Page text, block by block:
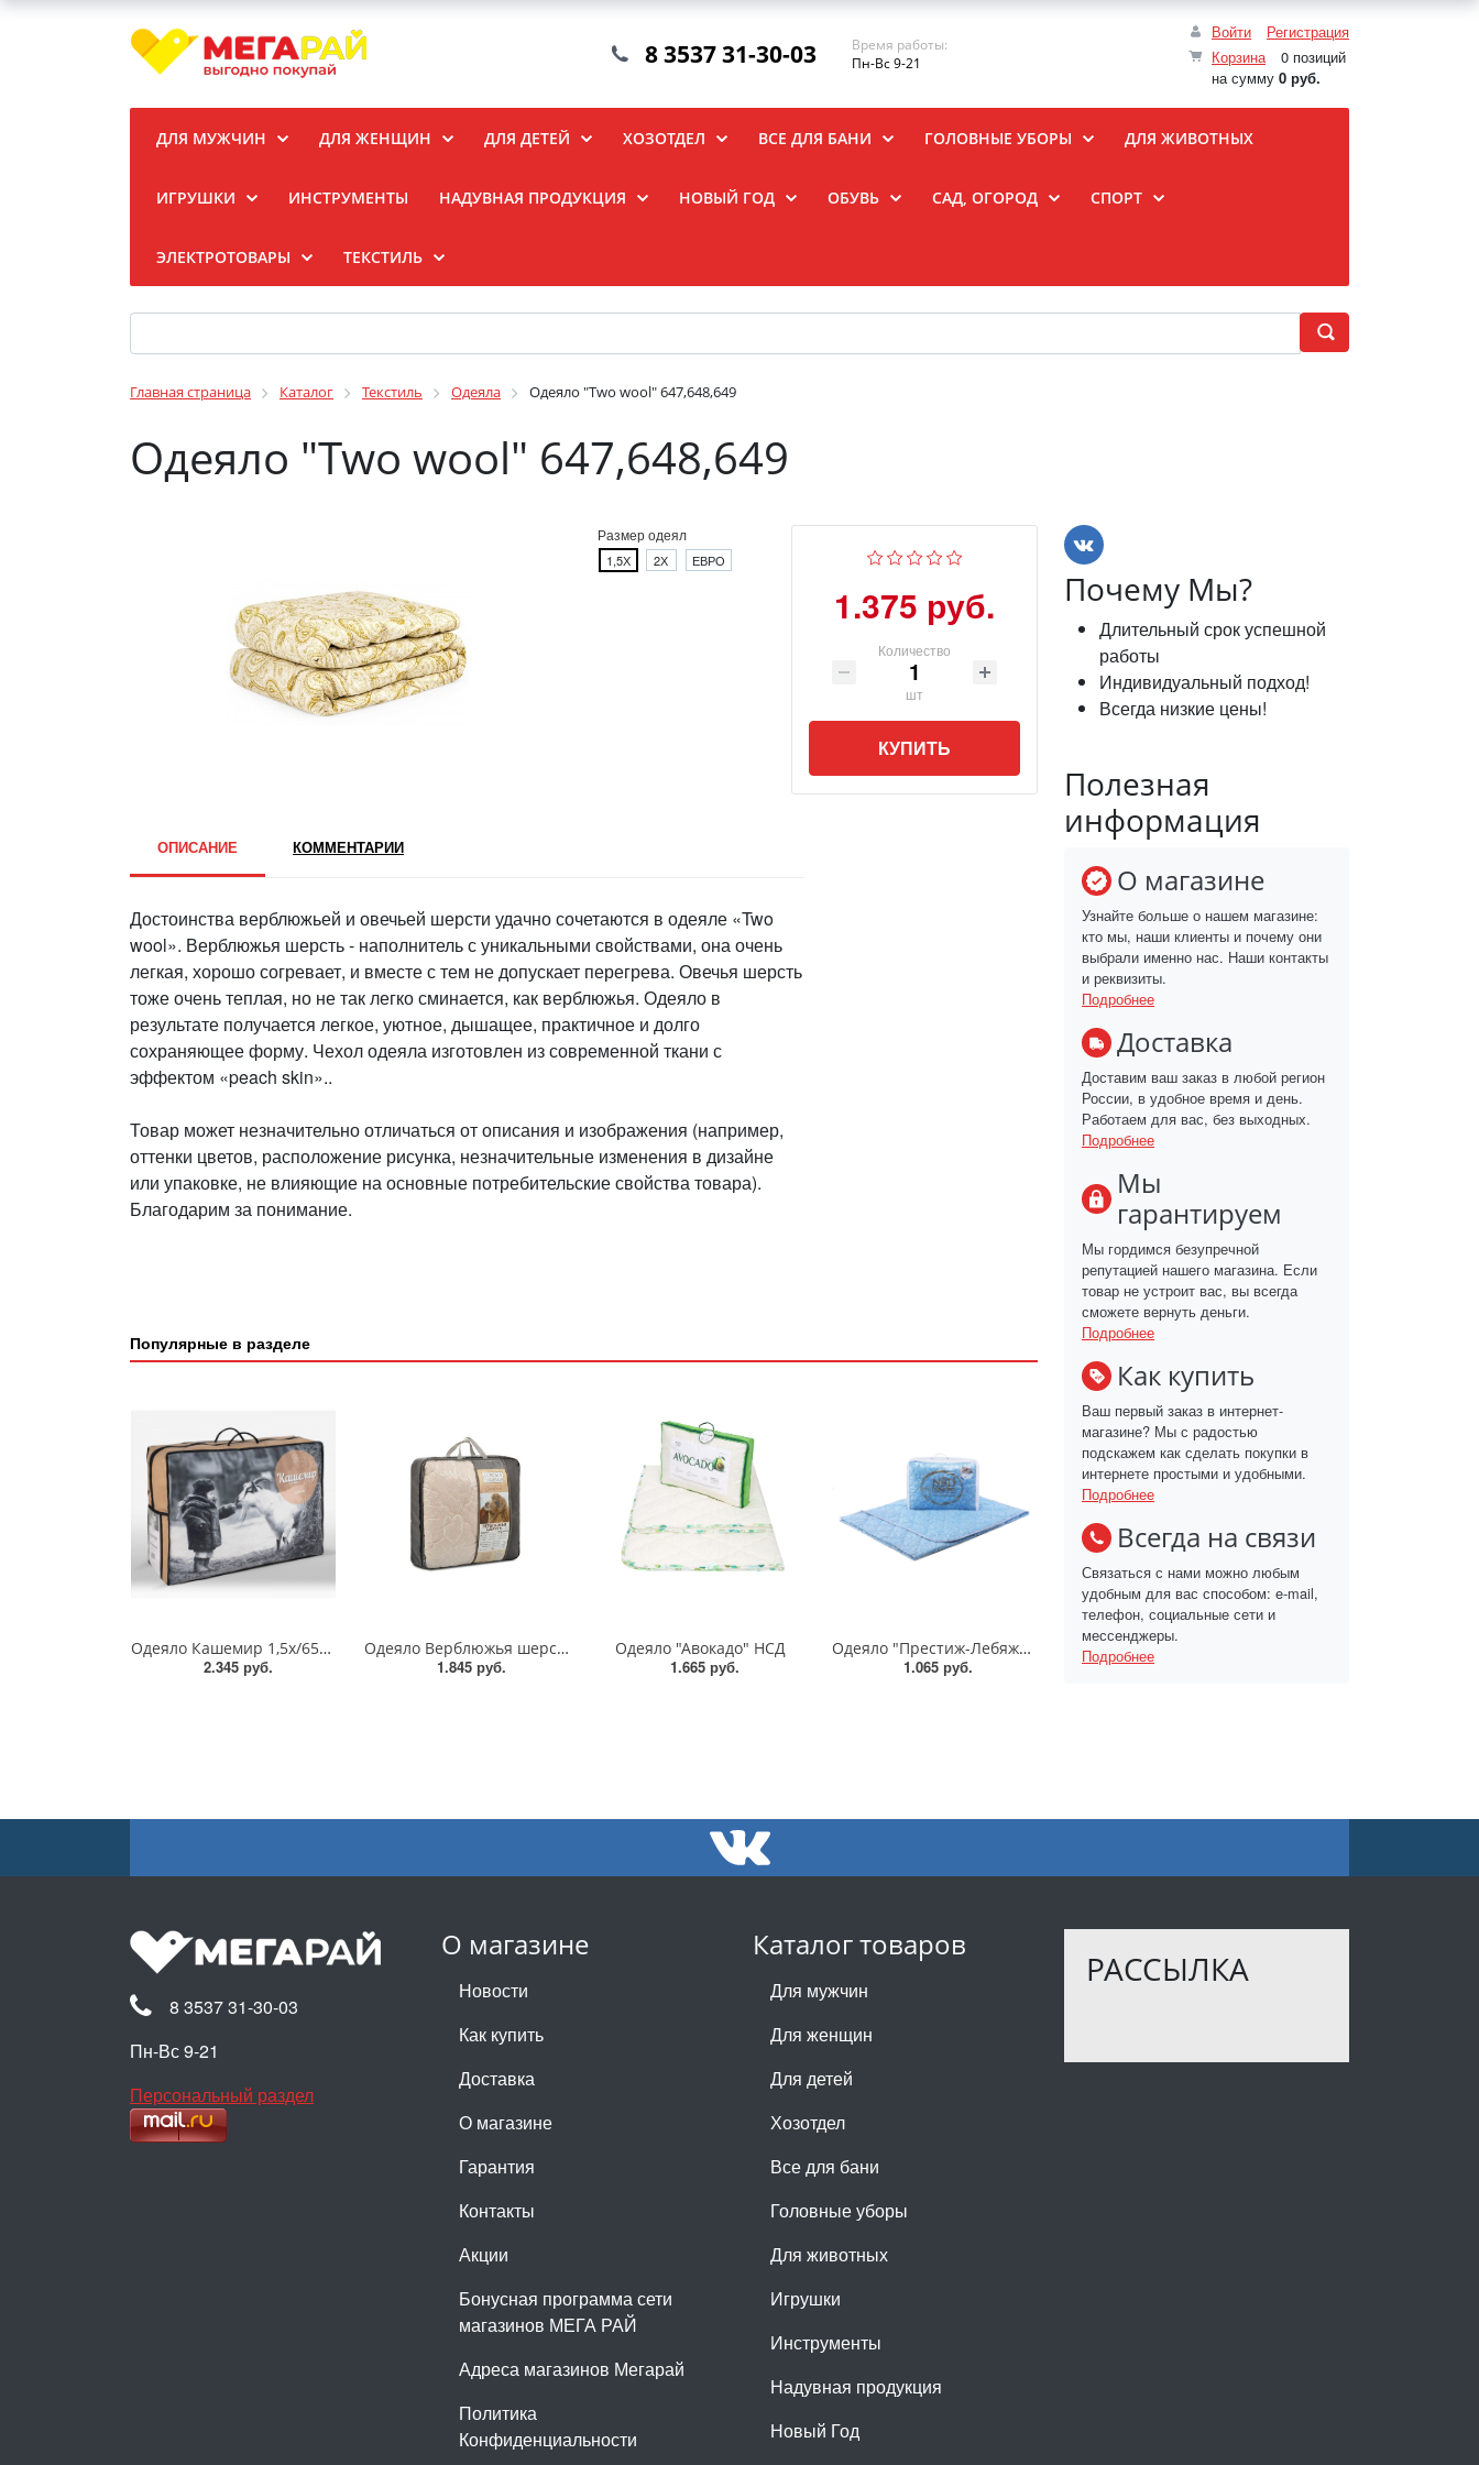
Войти
Регистрация
Корзина
0 позиций
на сумму 0 руб.
8 3537 31-30-03
Время работы:
Пн-Вс 9-21
ДЛЯ МУЖЧИН ДЛЯ ЖЕНЩИН ДЛЯ ДЕТЕЙ ХОЗОТДЕЛ ВСЕ ДЛЯ БАНИ ГОЛОВНЫЕ УБОРЫ ДЛЯ ЖИВОТНЫХ
ИГРУШКИ ИНСТРУМЕНТЫ НАДУВНАЯ ПРОДУКЦИЯ НОВЫЙ ГОД ОБУВЬ САД, ОГОРОД СПОРТ
ЭЛЕКТРОТОВАРЫ ТЕКСТИЛЬ
Главная страница Каталог Текстиль Одеяла Одеяло "Two wool" 647,648,649
Одеяло "Two wool" 647,648,649
Размер одеял
1,5Х 2Х ЕВРО
1.375 руб.
Количество
шт
КУПИТЬ
ОПИСАНИЕ КОММЕНТАРИИ
Достоинства верблюжьей и овечьей шерсти удачно сочетаются в одеяле «Two
wool». Верблюжья шерсть - наполнитель с уникальными свойствами, она очень
легкая, хорошо согревает, и вместе с тем не допускает перегрева. Овечья шерсть
тоже очень теплая, но не так легко сминается, как верблюжья. Одеяло в
результате получается легкое, уютное, дышащее, практичное и долго
сохраняющее форму. Чехол одеяла изготовлен из современной ткани с
эффектом «peach skin»..
Товар может незначительно отличаться от описания и изображения (например,
оттенки цветов, расположение рисунка, незначительные изменения в дизайне
или упаковке, не влияющие на основные потребительские свойства товара).
Благодарим за понимание.
Популярные в разделе
Одеяло Кашемир 1,5х/651/НС
2.345 руб.
Одеяло Верблюжья шерсть 400 гр/Classic Plus
1.845 руб.
Одеяло "Авокадо" НСД
1.665 руб.
Одеяло "Престиж-Лебяжий пух" Облегченка 150/НСД
1.065 руб.
Почему Мы?
Длительный срок успешной
работы
Индивидуальный подход!
Всегда низкие цены!
Полезная
информация
О магазине
Узнайте больше о нашем магазине:
кто мы, наши клиенты и почему они
выбрали именно нас. Наши контакты
и реквизиты.
Подробнее
Доставка
Доставим ваш заказ в любой регион
России, в удобное время и день.
Работаем для вас, без выходных.
Подробнее
Мы
гарантируем
Мы гордимся безупречной
репутацией нашего магазина. Если
товар не устроит вас, вы всегда
сможете вернуть деньги.
Подробнее
Как купить
Ваш первый заказ в интернет-
магазине? Мы с радостью
подскажем как сделать покупки в
интернете простыми и удобными.
Подробнее
Всегда на связи
Связаться с нами можно любым
удобным для вас способом: e-mail,
телефон, социальные сети и
мессенджеры.
Подробнее
О магазине
Новости
Как купить
Доставка
О магазине
Гарантия
Контакты
Акции
Бонусная программа сети
магазинов МЕГА РАЙ
Адреса магазинов Мегарай
Политика
Конфиденциальности
Каталог товаров
Для мужчин
Для женщин
Для детей
Хозотдел
Все для бани
Головные уборы
Для животных
Игрушки
Инструменты
Надувная продукция
Новый Год
РАССЫЛКА
8 3537 31-30-03
Пн-Вс 9-21
Персональный раздел